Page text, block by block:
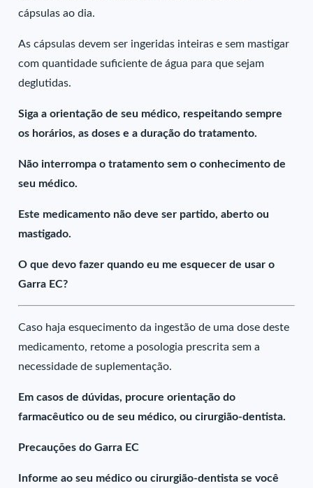
cápsulas ao dia.
As cápsulas devem ser ingeridas inteiras e sem mastigar
com quantidade suficiente de água para que sejam
deglutidas.
Siga a orientação de seu médico, respeitando sempre
os horários, as doses e a duração do tratamento.
Não interrompa o tratamento sem o conhecimento de
seu médico.
Este medicamento não deve ser partido, aberto ou
mastigado.
O que devo fazer quando eu me esquecer de usar o
Garra EC?
Caso haja esquecimento da ingestão de uma dose deste
medicamento, retome a posologia prescrita sem a
necessidade de suplementação.
Em casos de dúvidas, procure orientação do
farmacêutico ou de seu médico, ou cirurgião-dentista.
Precauções do Garra EC
Informe ao seu médico ou cirurgião-dentista se você